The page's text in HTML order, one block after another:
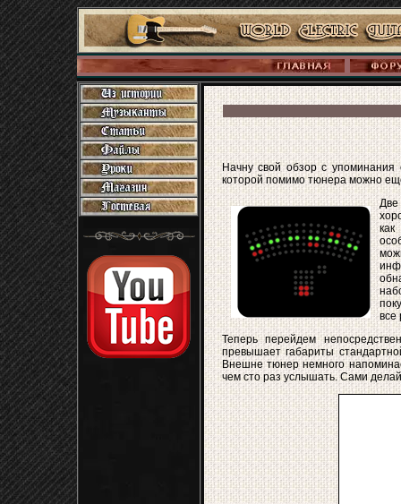
Начну свой обзор с упоминания
которой помимо тюнера можно
Две
все
Теперь перейдем
превышает габариты
Внешне тюнер немного
чем сто раз услышать. Сами